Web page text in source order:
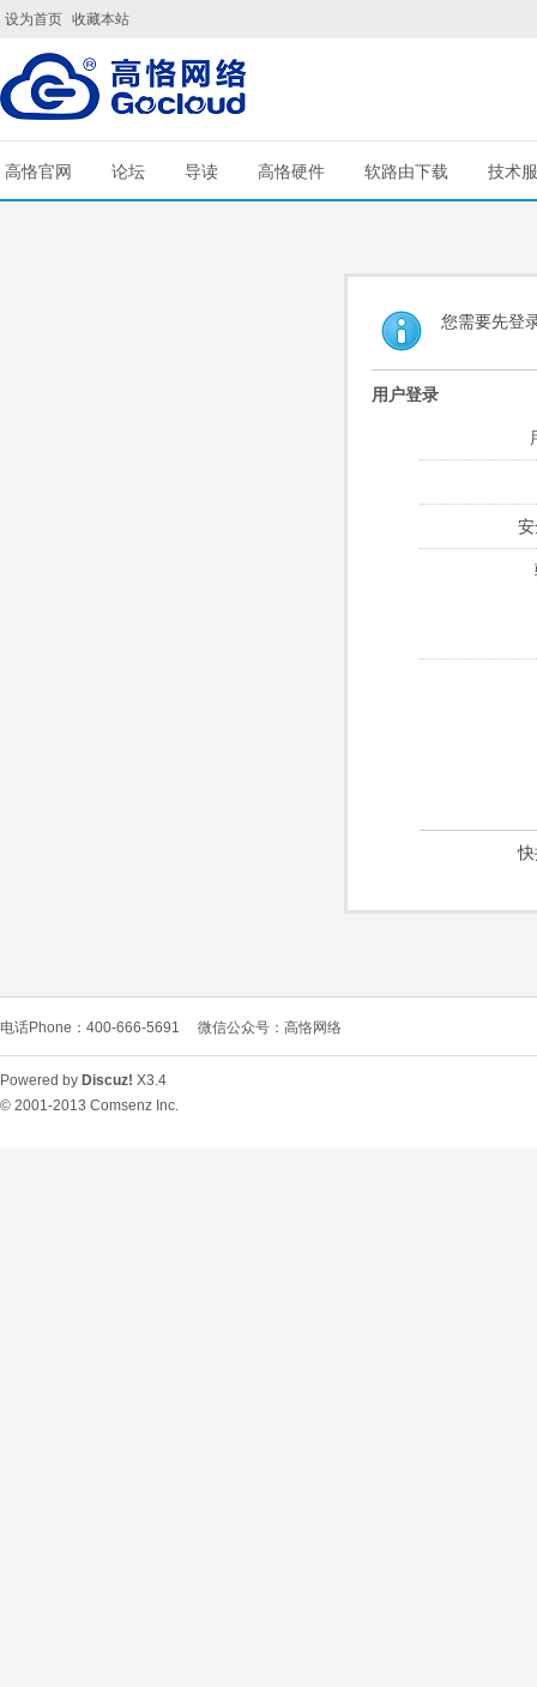
设为首页 收藏本站
高恪官网 论坛 导读 高恪硬件 软路由下载 技术
您需要先登
用户登录
电话Phone：400-666-5691 微信公众号：高恪网络
Powered by Discuz! X3.4
© 2001-2013 Comsenz Inc.